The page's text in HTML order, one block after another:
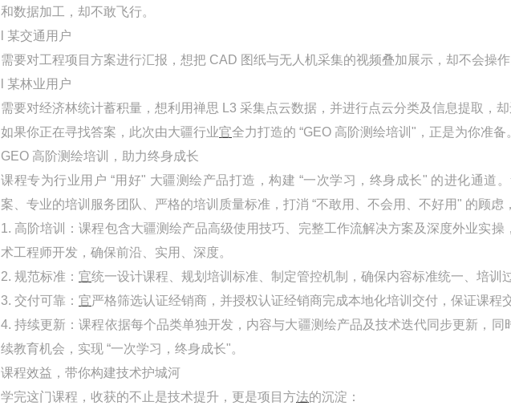
和数据加工，却不敢飞行。
l 某交通用户
需要对工程项目方案进行汇报，想把 CAD 图纸与无人机采集的视频叠加展示，却不会操作
l 某林业用户
需要对经济林统计蓄积量，想利用禅思 L3 采集点云数据，并进行点云分类及信息提取，却
如果你正在寻找答案，此次由大疆行业官全力打造的 “GEO 高阶测绘培训"，正是为你准备
GEO 高阶测绘培训，助力终身成长
课程专为行业用户 “用好" 大疆测绘产品打造，构建 “一次学习，终身成长" 的进化通道
案、专业的培训服务团队、严格的培训质量标准，打消 “不敢用、不会用、不好用" 的顾
1. 高阶培训：课程包含大疆测绘产品高级使用技巧、完整工作流解决方案及深度外业实
术工程师开发，确保前沿、实用、深度。
2. 规范标准： 官统一设计课程、规划培训标准、制定管控机制，确保内容标准统一、培训
3. 交付可靠： 官严格筛选认证经销商，并授权认证经销商完成本地化培训交付，保证课程
4. 持续更新：课程依据每个品类单独开发，内容与大疆测绘产品及技术迭代同步更新，
续教育机会，实现 “一次学习，终身成长"。
课程效益，带你构建技术护城河
学完这门课程，收获的不止是技术提升，更是项目方法的沉淀：